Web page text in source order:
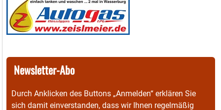
Newsletter-Abo
Durch Anklicken des Buttons „Anmelden“ erklären Sie
sich damit einverstanden, dass wir Ihnen regelmäßig